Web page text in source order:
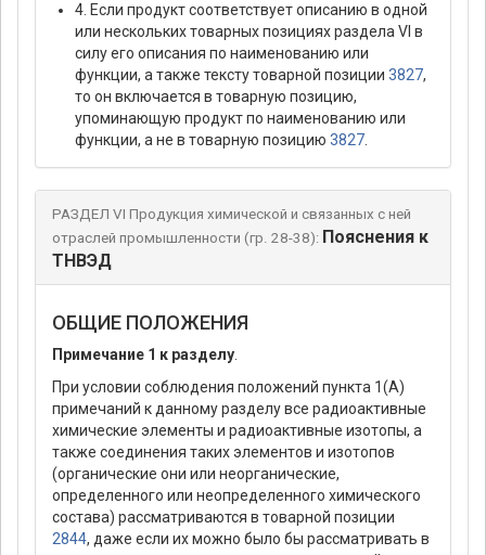
4. Если продукт соответствует описанию в одной
или нескольких товарных позициях раздела VI в
силу его описания по наименованию или
функции, а также тексту товарной позиции 3827,
то он включается в товарную позицию,
упоминающую продукт по наименованию или
функции, а не в товарную позицию 3827
РАЗДЕЛ VI Продукция химической и связанных с ней
отраслей промышленности (гр. 28-38): Пояснения к
ТНВЭД
ОБЩИЕ ПОЛОЖЕНИЯ
Примечание 1 к разделу
При условии соблюдения положений пункта 1(А)
примечаний к данному разделу все радиоактивные
химические элементы и радиоактивные изотопы, а
также соединения таких элементов и изотопов
(органические они или неорганические,
определенного или неопределенного химического
состава) рассматриваются в товарной позиции
2844, даже если их можно было бы рассматривать в